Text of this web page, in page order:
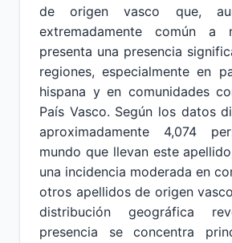
de origen vasco que,
extremadamente común a
presenta una presencia
regiones, especialmente en
hispana y en comunidades
País Vasco. Según los datos
aproximadamente 4,074
mundo que llevan este
una incidencia moderada en
otros apellidos de origen
distribución geográfica
presencia se concentra